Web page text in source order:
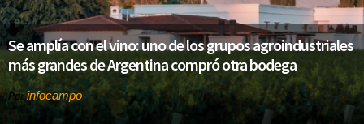
Se amplía con el vino: uno de los grupos agroindustriales
más grandes de Argentina compró otra bodega
Porinfocampo